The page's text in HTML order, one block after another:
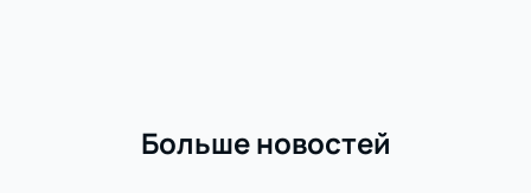
Больше новостей